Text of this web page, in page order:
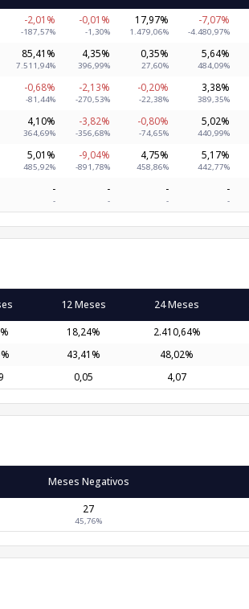
-2,01%
-187,57%
-0,01%
-1,30%
17,97%
1.479,06%
-7,07%
-4.480,97%
85,41%
7.511,94%
4,35%
396,99%
0,35%
27,60%
5,64%
484,09%
-0,68%
-81,44%
-2,13%
-270,53%
-0,20%
-22,38%
3,38%
389,35%
4,10%
364,69%
-3,82%
-356,68%
-0,80%
-74,65%
5,02%
440,99%
5,01%
485,92%
-9,04%
-891,78%
4,75%
458,86%
5,17%
442,77%
-
-
-
-
-
-
-
-
12 Meses 24 Meses
18,24% 2.410,64%
43,41% 48,02%
0,05 4,07
Meses Negativos
27
45,76%